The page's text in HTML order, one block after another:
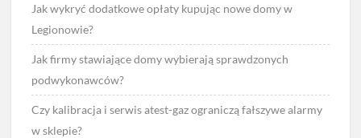
Jak wykryć dodatkowe opłaty kupując nowe domy w
Legionowie?
Jak firmy stawiające domy wybierają sprawdzonych
podwykonawców?
Czy kalibracja i serwis atest-gaz ograniczą fałszywe alarmy
w sklepie?